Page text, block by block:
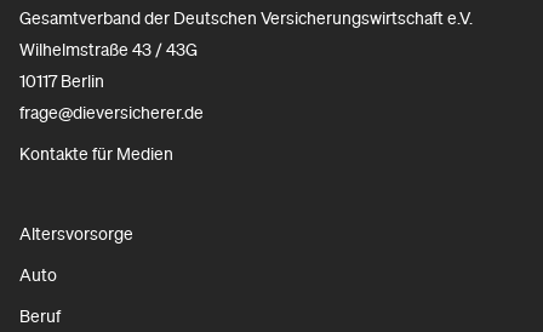
Gesamtverband der Deutschen Versicherungswirtschaft e.V.
Wilhelmstraße 43 / 43G
10117 Berlin
frage@dieversicherer.de
Kontakte für Medien
Altersvorsorge
Auto
Beruf